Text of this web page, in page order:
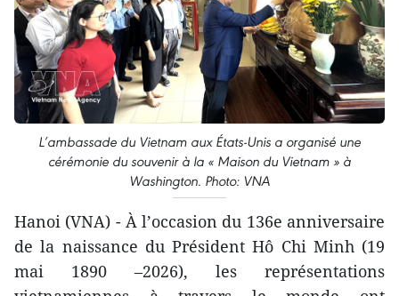
L’ambassade du Vietnam aux États-Unis a organisé une
cérémonie du souvenir à la « Maison du Vietnam » à
Washington. Photo: VNA
Hanoi (VNA) - À l’occasion du 136e anniversaire
de la naissance du Président Hô Chi Minh (19
mai 1890 –2026), les représentations